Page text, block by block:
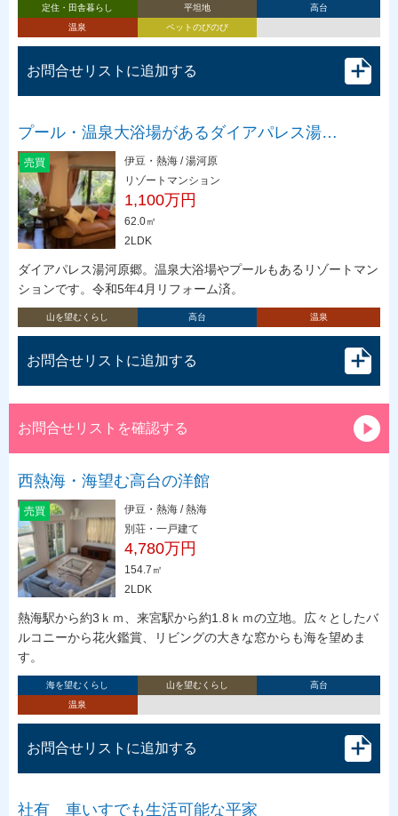
定住・田舎暮らし 平坦地
高台
温泉
ペットのびのび
お問合せリストに追加する
プール・温泉大浴場があるダイアパレス湯…
売買
伊豆・熱海 / 湯河原
リゾートマンション
1,100万円
62.0㎡
2LDK
ダイアパレス湯河原郷。温泉大浴場やプールもあるリゾートマン
ションです。令和5年4月リフォーム済。
山を望むくらし 高台 温泉
お問合せリストに追加する
お問合せリストを確認する
西熱海・海望む高台の洋館
売買
伊豆・熱海 / 熱海
別荘・一戸建て
4,780万円
154.7㎡
2LDK
熱海駅から約3ｋｍ、来宮駅から約1.8ｋｍの立地。広々としたバ
ルコニーから花火鑑賞、リビングの大きな窓からも海を望めま
す。
海を望むくらし 山を望むくらし
高台
温泉
お問合せリストに追加する
社有 車いすでも生活可能な平家